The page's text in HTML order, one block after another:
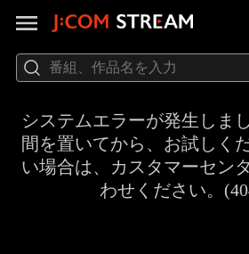
システムエラーが発生しま
間を置いてから、お試しく
い場合は、カスタマーセン
わせください。